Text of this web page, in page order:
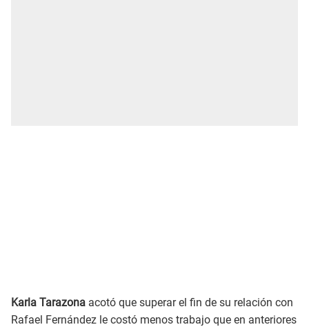
Karla Tarazona acotó que superar el fin de su relación con
Rafael Fernández le costó menos trabajo que en anteriores